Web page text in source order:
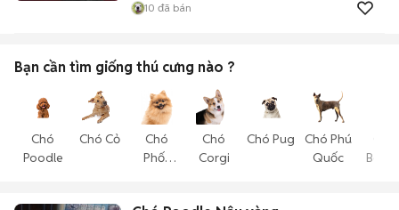
10 đã bán
Bạn cần tìm giống thú cưng nào ?
Chó
Poodle
Chó Cỏ
Chó
Phốc
Chó
Corgi
Chó Pug
Chó Phú
Quốc